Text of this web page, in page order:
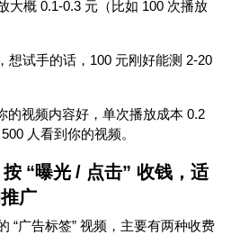
大概 0.1-0.3 元（比如 100 次播放
想试手的话， 100 元刚好能测 2-20
的视频内容好，单次播放成本 0.2
500 人看到你的视频。
按 “曝光 / 点击” 收钱，适
广
“广告标签” 视频，主要有两种收费